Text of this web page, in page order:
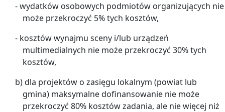
- wydatków osobowych podmiotów organizujących nie
może przekroczyć 5% tych kosztów,
- kosztów wynajmu sceny i/lub urządzeń
multimedialnych nie może przekroczyć 30% tych
kosztów,
b) dla projektów o zasięgu lokalnym (powiat lub
gmina) maksymalne dofinansowanie nie może
przekroczyć 80% kosztów zadania, ale nie więcej niż